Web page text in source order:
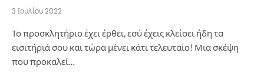
3 Ιουλίου 2022
Το προσκλητήριο έχει έρθει, εσύ έχεις κλείσει ήδη τα
εισιτήριά σου και τώρα μένει κάτι τελευταίο! Μια σκέψη
που προκαλεί…